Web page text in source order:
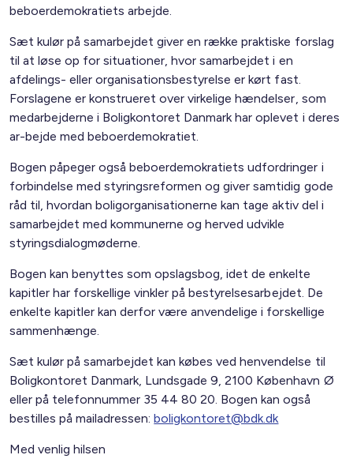
beboerdemokratiets arbejde.
Sæt kulør på samarbejdet giver en række praktiske forslag
til at løse op for situationer, hvor samarbejdet i en
afdelings- eller organisationsbestyrelse er kørt fast.
Forslagene er konstrueret over virkelige hændelser, som
medarbejderne i Boligkontoret Danmark har oplevet i deres
ar-bejde med beboerdemokratiet.
Bogen påpeger også beboerdemokratiets udfordringer i
forbindelse med styringsreformen og giver samtidig gode
råd til, hvordan boligorganisationerne kan tage aktiv del i
samarbejdet med kommunerne og herved udvikle
styringsdialogmøderne.
Bogen kan benyttes som opslagsbog, idet de enkelte
kapitler har forskellige vinkler på bestyrelsesarbejdet. De
enkelte kapitler kan derfor være anvendelige i forskellige
sammenhænge.
Sæt kulør på samarbejdet kan købes ved henvendelse til
Boligkontoret Danmark, Lundsgade 9, 2100 København Ø
eller på telefonnummer 35 44 80 20. Bogen kan også
bestilles på mailadressen:boligkontoret@bdk.dk
Med venlig hilsen